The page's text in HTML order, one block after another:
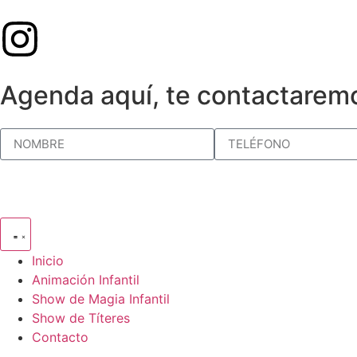
Agenda aquí, te
Inicio
Animación Infantil
Show de Magia Infantil
Show de Títeres
Contacto